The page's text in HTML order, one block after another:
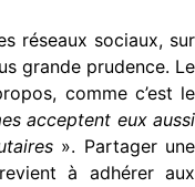
réseaux sociaux, sur
grande prudence. Le
comme c’est le
acceptent eux aussi
». Partager une
à adhérer aux